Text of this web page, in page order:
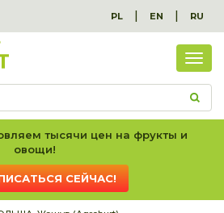
PL | EN | RU
вес
тысячи цен на фрукты и
овощи!
СЕЙЧАС!